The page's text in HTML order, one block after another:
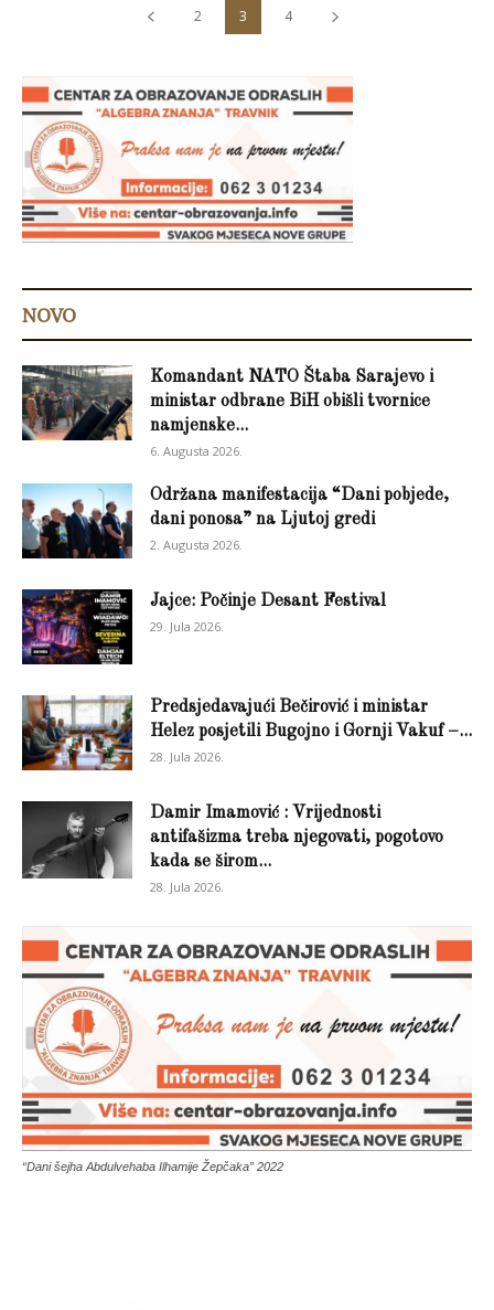
2 3 4
NOVO
Komandant NATO Štaba Sarajevo i
ministar odbrane BiH obišli tvornice
namjenske...
6. Augusta 2026.
Održana manifestacija “Dani pobjede,
dani ponosa” na Ljutoj gredi
2. Augusta 2026.
Jajce: Počinje Desant Festival
29. Jula 2026.
Predsjedavajući Bečirović i ministar
Helez posjetili Bugojno i Gornji Vakuf –...
28. Jula 2026.
Damir Imamović : Vrijednosti
antifašizma treba njegovati, pogotovo
kada se širom...
28. Jula 2026.
“Dani šejha Abdulvehaba Ilhamije Žepčaka” 2022